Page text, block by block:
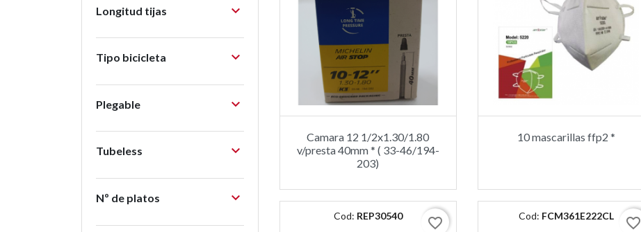
Longitud tijas 
Tipo bicicleta 
Plegable 
Tubeless 
Nº de platos 
Camara 12 1/2x1.30/1.80
v/presta 40mm * ( 33-46/194-
203)
10 mascarillas ffp2 *
Cod: REP30540 favorite_border Cod: FCM361E222CL favorite_border